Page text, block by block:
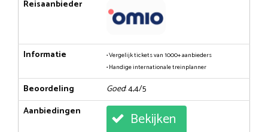
Reisaanbieder
Informatie
• Vergelijk tickets van 1000+ aanbieders
• Handige internationale treinplanner
Beoordeling Goed: 4,4/5
Aanbiedingen
Bekijken